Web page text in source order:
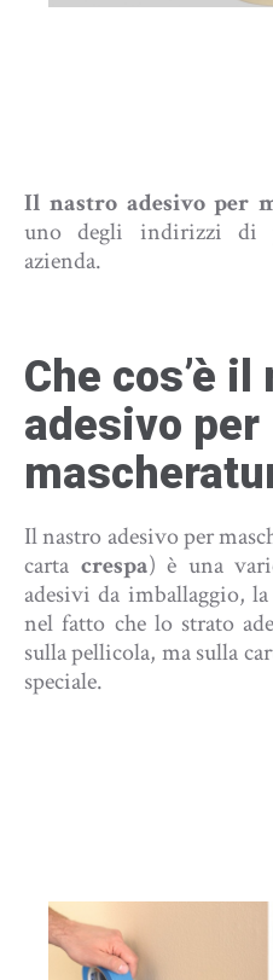
Il nastro adesivo per
uno degli indirizzi di
azienda.
Che cos’è il
adesivo per
Il nastro adesivo per
carta crespa) è una
adesivi da imballaggio,
nel fatto che lo strato
sulla pellicola, ma sulla
speciale.